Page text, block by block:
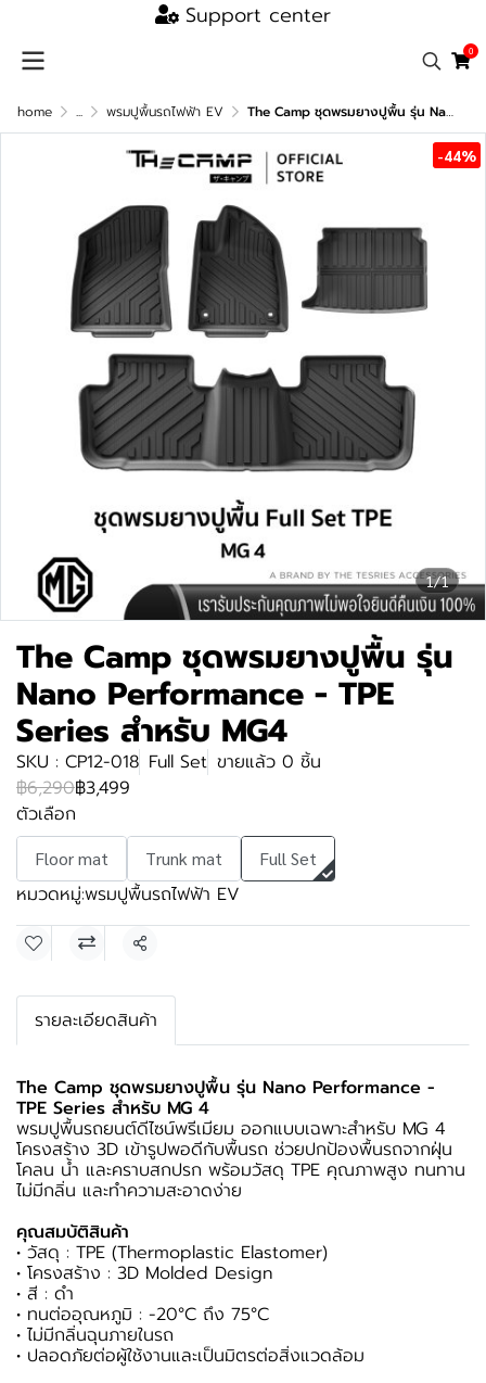
Support center
0
home ... พรมปูพื้นรถไฟฟ้า EV The Camp ชุดพรมยางปูพื้น รุ่น Nano Performance - TPE Series สำหรับ MG4
1/1
-44%
The Camp ชุดพรมยางปูพื้น รุ่น
Nano Performance - TPE
Series สำหรับ MG4
SKU : CP12-018 Full Set ขายแล้ว 0 ชิ้น
฿6,290฿3,499
ตัวเลือก
Floor mat Trunk mat Full Set
หมวดหมู่:พรมปูพื้นรถไฟฟ้า EV
แชร์
รายละเอียดสินค้า
The Camp ชุดพรมยางปูพื้น รุ่น Nano Performance -
TPE Series สำหรับ MG 4
พรมปูพื้นรถยนต์ดีไซน์พรีเมียม ออกแบบเฉพาะสำหรับ MG 4
โครงสร้าง 3D เข้ารูปพอดีกับพื้นรถ ช่วยปกป้องพื้นรถจากฝุ่น
โคลน น้ำ และคราบสกปรก พร้อมวัสดุ TPE คุณภาพสูง ทนทาน
ไม่มีกลิ่น และทำความสะอาดง่าย
คุณสมบัติสินค้า
• วัสดุ : TPE (Thermoplastic Elastomer)
• โครงสร้าง : 3D Molded Design
• สี : ดำ
• ทนต่ออุณหภูมิ : -20°C ถึง 75°C
• ไม่มีกลิ่นฉุนภายในรถ
• ปลอดภัยต่อผู้ใช้งานและเป็นมิตรต่อสิ่งแวดล้อม